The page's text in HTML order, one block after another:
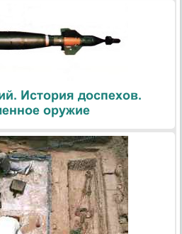
История доспехов.
оружие